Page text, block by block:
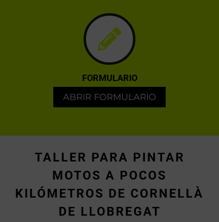
FORMULARIO
ABRIR FORMULARIO
TALLER PARA PINTAR
MOTOS A POCOS
KILÓMETROS DE CORNELLÀ
DE LLOBREGAT